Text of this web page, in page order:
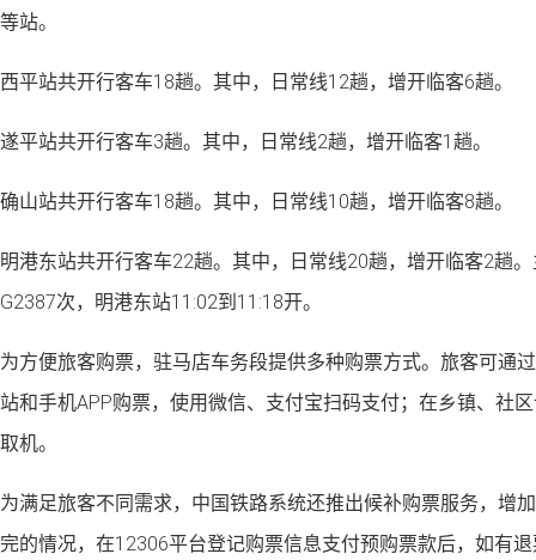
等站。
西平站共开行客车18趟。其中，日常线12趟，增开临客6趟。
遂平站共开行客车3趟。其中，日常线2趟，增开临客1趟。
确山站共开行客车18趟。其中，日常线10趟，增开临客8趟。
明港东站共开行客车22趟。其中，日常线20趟，增开临客2趟
G2387次，明港东站11:02到11:18开。
为方便旅客购票，驻马店车务段提供多种购票方式。旅客可通
站和手机APP购票，使用微信、支付宝扫码支付；在乡镇、社
取机。
为满足旅客不同需求，中国铁路系统还推出候补购票服务，增
完的情况，在12306平台登记购票信息支付预购票款后，如有